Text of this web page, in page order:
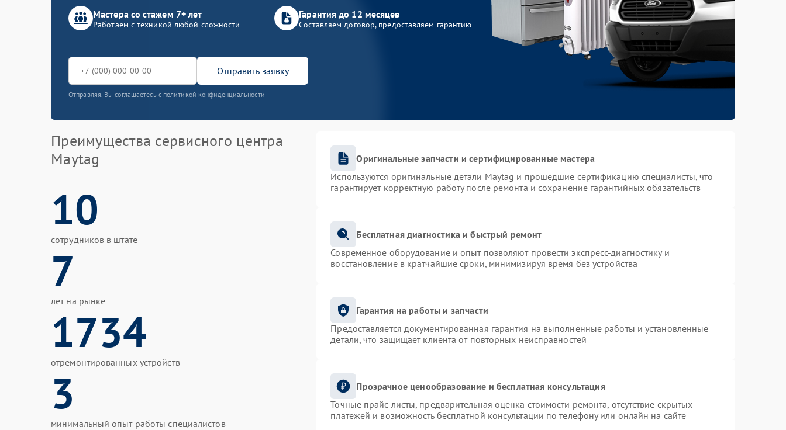
Мастера со стажем 7+ лет
Работаем с техникой любой сложности
Гарантия до 12 месяцев
Составляем договор, предоставляем гарантию
Отправить заявку
Отправляя, Вы соглашаетесь с политикой конфиденциальности
Преимущества сервисного центра
Maytag
10
сотрудников в штате
7
лет на рынке
1734
отремонтированных устройств
3
минимальный опыт работы специалистов
Оригинальные запчасти и сертифицированные мастера
Используются оригинальные детали Maytag и прошедшие сертификацию специалисты, что
гарантирует корректную работу после ремонта и сохранение гарантийных обязательств
Бесплатная диагностика и быстрый ремонт
Современное оборудование и опыт позволяют провести экспресс-диагностику и
восстановление в кратчайшие сроки, минимизируя время без устройства
Гарантия на работы и запчасти
Предоставляется документированная гарантия на выполненные работы и установленные
детали, что защищает клиента от повторных неисправностей
Прозрачное ценообразование и бесплатная консультация
Точные прайс-листы, предварительная оценка стоимости ремонта, отсутствие скрытых
платежей и возможность бесплатной консультации по телефону или онлайн на сайте